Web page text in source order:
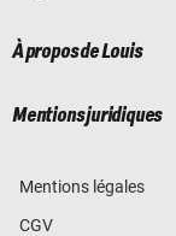
À propos de Louis
Mentions juridiques
Mentions légales
CGV